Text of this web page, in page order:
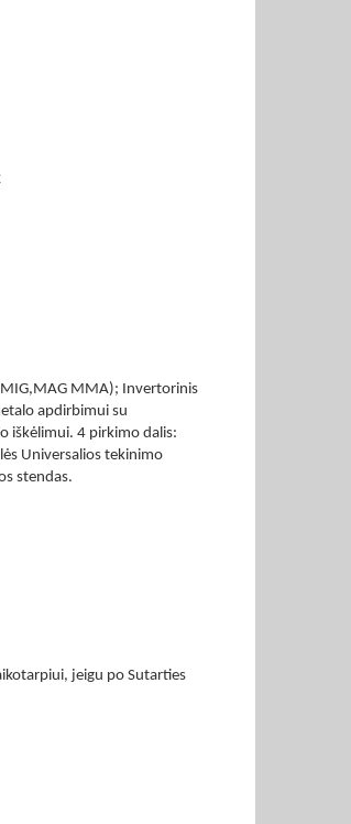
MMA); Invertorinis
apdirbimui su
iškėlimui. 4 pirkimo dalis:
Universalios tekinimo
stendas.
jeigu po Sutarties